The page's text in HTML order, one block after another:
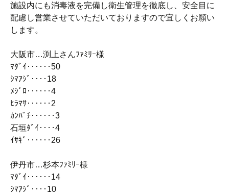
施設内にも消毒液を完備し衛生管理を徹底し、安全目に
配慮し営業させていただいておりますので宜しくお願い
します。
大阪市…渕上さんﾌｧﾐﾘｰ様
ﾏﾀﾞｲ‥‥‥50
ｼﾏｱｼﾞ‥‥18
ﾒｼﾞﾛ‥‥‥4
ﾋﾗﾏｻ‥‥‥2
ｶﾝﾊﾟﾁ‥‥‥3
石垣ﾀﾞｲ‥‥4
ｲｻｷﾞ‥‥‥26
伊丹市…杉本ﾌｧﾐﾘｰ様
ﾏﾀﾞｲ‥‥‥14
ｼﾏｱｼﾞ‥‥10